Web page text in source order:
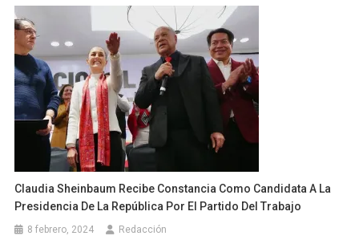
Claudia Sheinbaum Recibe Constancia Como Candidata A La
Presidencia De La República Por El Partido Del Trabajo
8 febrero, 2024 Redacción